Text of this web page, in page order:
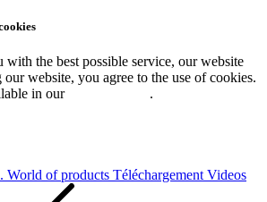
the best possible service, our website
website, you agree to the use of cookies.
in our
.
World of products Téléchargement Videos